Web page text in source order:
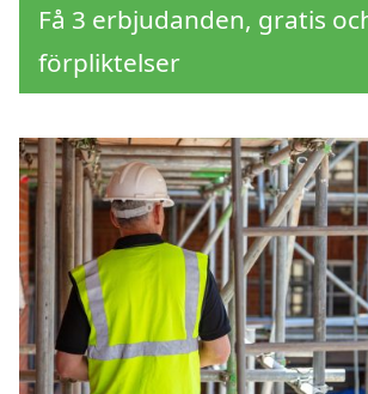
Få 3 erbjudanden, gratis
förpliktelser